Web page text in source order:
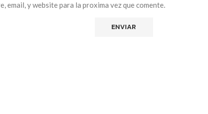
email, y website para la proxima vez que comente.